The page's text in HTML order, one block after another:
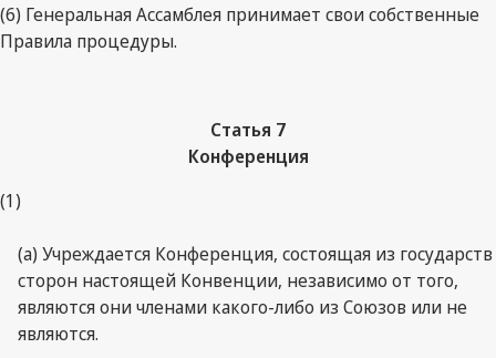
(6) Генеральная Ассамблея принимает свои собственные
Правила процедуры.
Статья 7
Конференция
(1)
(a) Учреждается Конференция, состоящая из государств
сторон настоящей Конвенции, независимо от того,
являются они членами какого-либо из Союзов или не
являются.